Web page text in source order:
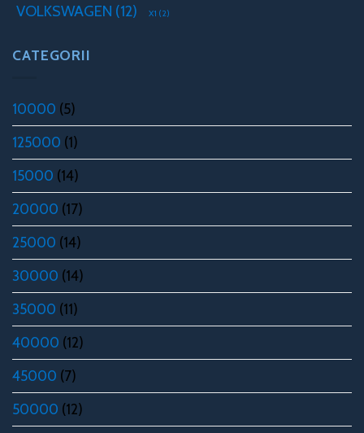
VOLKSWAGEN (12) X1 (2)
CATEGORII
10000 (5)
125000 (1)
15000 (14)
20000 (17)
25000 (14)
30000 (14)
35000 (11)
40000 (12)
45000 (7)
50000 (12)